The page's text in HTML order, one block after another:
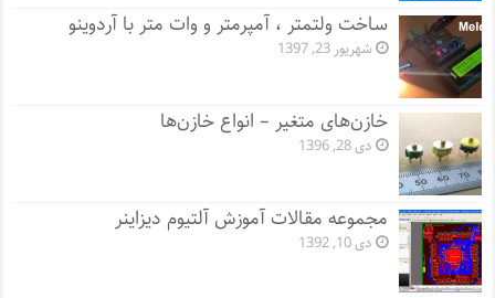
ساخت ولتمتر ، آمپرمتر و وات متر با آردوینو
شهریور 23, 1397
خازن‌های متغیر – انواع خازن‌ها
دی 28, 1396
مجموعه مقالات آموزش آلتیوم دیزاینر
دی 10, 1392